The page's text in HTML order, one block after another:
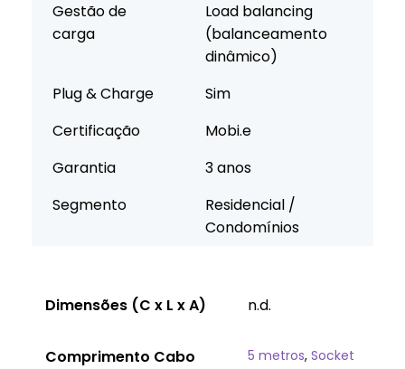
Gestão de
carga
Load balancing
(balanceamento
dinâmico)
Plug & Charge
Sim
Certificação
Mobi.e
Garantia
3 anos
Segmento
Residencial /
Condomínios
Dimensões (C x L x A) n.d.
Comprimento Cabo 5 metros, Socket